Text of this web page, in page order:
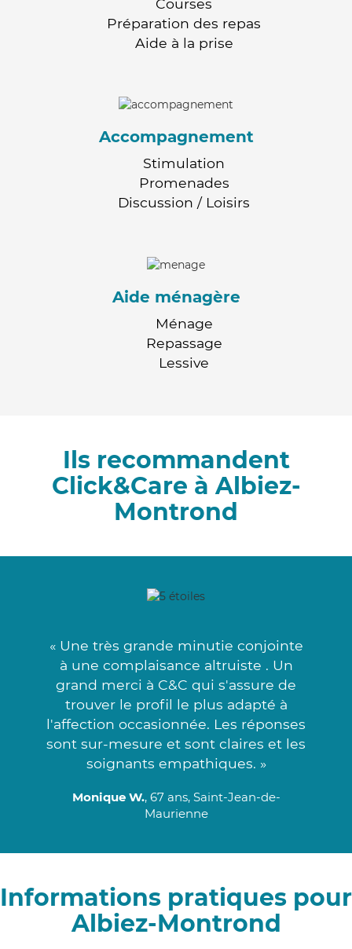
Courses
Préparation des repas
Aide à la prise
Accompagnement
Stimulation
Promenades
Discussion / Loisirs
Aide ménagère
Ménage
Repassage
Lessive
Ils recommandent
Click&Care à Albiez-
Montrond
« Une très grande minutie conjointe
à une complaisance altruiste . Un
grand merci à C&C qui s'assure de
trouver le profil le plus adapté à
l'affection occasionnée. Les réponses
sont sur-mesure et sont claires et les
soignants empathiques. »
Monique W., 67 ans, Saint-Jean-de-
Maurienne
Informations pratiques pour
Albiez-Montrond